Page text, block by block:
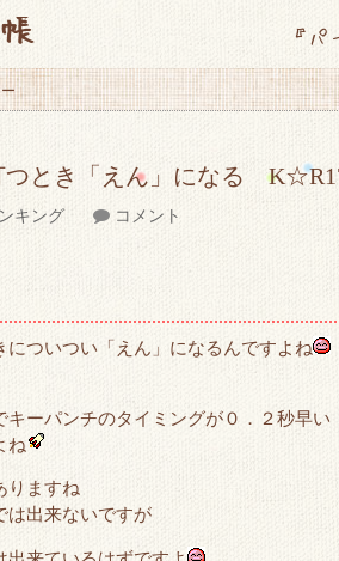
『パ
つとき「えん」になる
キング コメント
ついつい「えん」になるんですよね
キーパンチのタイミングが０．２秒早い
ね
りますね
は出来ないですが